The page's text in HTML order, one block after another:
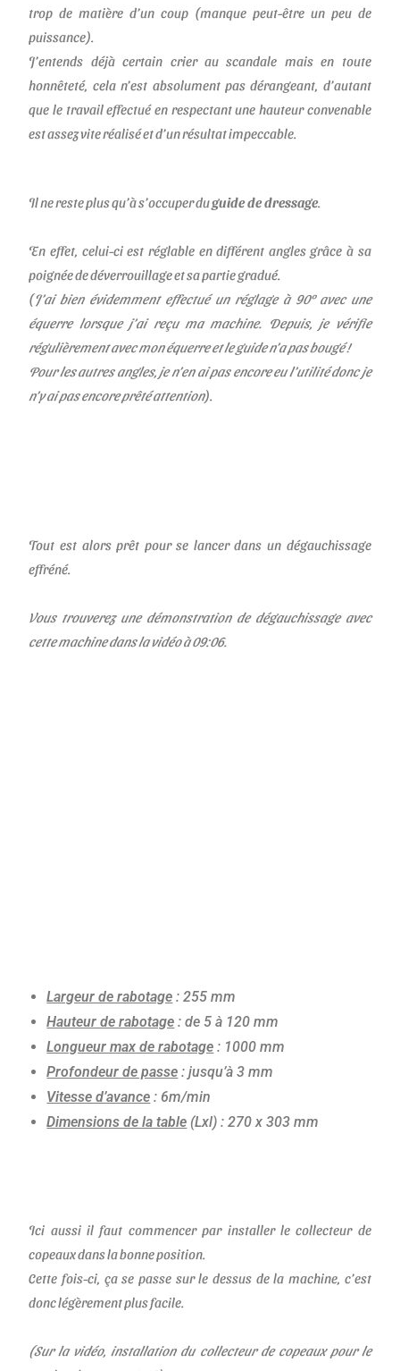
trop de matière d’un coup (manque peut-être un peu de
puissance).
J’entends déjà certain crier au scandale mais en toute
honnêteté, cela n’est absolument pas dérangeant, d’autant
que le travail effectué en respectant une hauteur convenable
est assez vite réalisé et d’un résultat impeccable.
Il ne reste plus qu’à s’occuper duguide de dressage.
En effet, celui-ci est réglable en différent angles grâce à sa
poignée de déverrouillage et sa partie gradué.
(J’ai bien évidemment effectué un réglage à 90° avec une
équerre lorsque j’ai reçu ma machine. Depuis, je vérifie
régulièrement avec mon équerre et le guide n’a pas bougé !
Pour les autres angles, je n’en ai pas encore eu l’utilité donc je
n’y ai pas encore prêté attention).
Tout est alors prêt pour se lancer dans un dégauchissage
effréné.
Vous trouverez une démonstration de dégauchissage avec
cette machine dans la vidéo à 09:06.
Largeur de rabotage : 255 mm
Hauteur de rabotage : de 5 à 120 mm
Longueur max de rabotage : 1000 mm
Profondeur de passe : jusqu’à 3 mm
Vitesse d’avance : 6m/min
Dimensions de la table (Lxl) : 270 x 303 mm
Ici aussi il faut commencer par installer le collecteur de
copeaux dans la bonne position.
Cette fois-ci, ça se passe sur le dessus de la machine, c’est
donc légèrement plus facile.
(Sur la vidéo, installation du collecteur de copeaux pour le